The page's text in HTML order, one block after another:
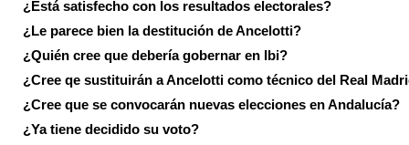
¿Está satisfecho con los resultados electorales?
¿Le parece bien la destitución de Ancelotti?
¿Quién cree que debería gobernar en Ibi?
¿Cree qe sustituirán a Ancelotti como técnico del Real
¿Cree que se convocarán nuevas elecciones en Andalucía?
¿Ya tiene decidido su voto?